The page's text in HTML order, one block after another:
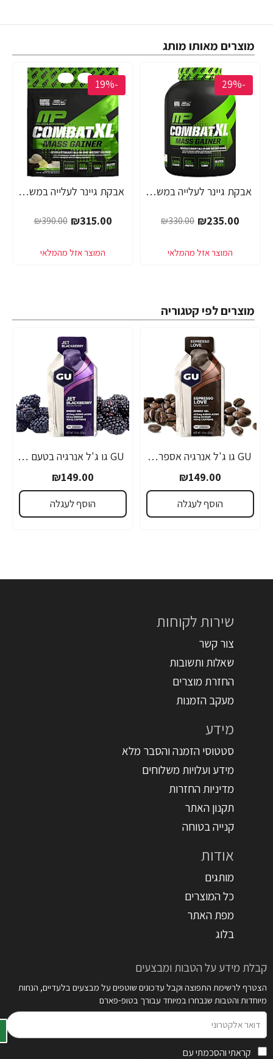
מוצרים מאותו מותג
-29%
אבקת גיינר לעלייה במשקל קומבט מאסלפארם COMBAT טעם וניל 2.72 ק"ג - מבית MusclePharm
₪235.00
₪330.00
-19%
אבקת גיינר לעלייה במשקל קומבט מאסלפארם COMBAT טעם וניל 5.44 ק"ג - מבית MusclePharm
₪315.00
₪390.00
מוצרים לפי קטגוריה
GU גו ג'ל אנרגיה אספרסו 32 גרם - 24 יחידות
₪149.00
הוסף לעגלה
GU גו ג'ל אנרגיה בטעם פטל שחור 32 גרם - 24 יחידות
₪149.00
הוסף לעגלה
שירות לקוחות
צור קשר
שאלות ותשובות
החזרת מוצרים
מעקב הזמנות
מידע
סטטוסי הזמנה והסבר מלא
מידע ועלויות משלוחים
מדיניות החזרות
תקנון האתר
קנייה בטוחה
אודות
מותגים
כל המוצרים
מפת האתר
בלוג
קבלת מידע על הטבות ומבצעים
הצטרף לרשימת התפוצה וקבל עדכונים שוטפים על מבצעים בלעדיים, הנחות
מיוחדות והטבות שנבחרו במיוחד עבורך בטופ-פארם
אלקטרוני
קראתי והסכמתי עם